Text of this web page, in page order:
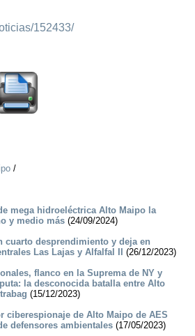
152433/
/
mega hidroeléctrica Alto Maipo la
y medio más (24/09/2024)
cuarto desprendimiento y deja en
Las Lajas y Alfalfal II
(26/12/2023)
flanco en la Suprema de NY y
la desconocida batalla entre Alto
(15/12/2023)
ciberespionaje de Alto Maipo de AES
defensores ambientales (17/05/2023)